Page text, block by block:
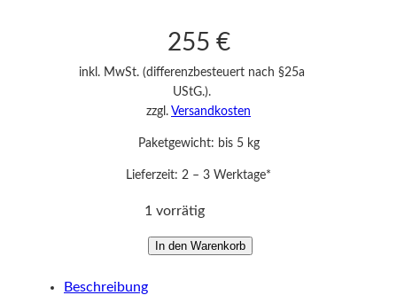
255 €
inkl. MwSt. (differenzbesteuert nach §25a
UStG.).
zzgl. Versandkosten
Paketgewicht: bis 5 kg
Lieferzeit: 2 – 3 Werktage*
1 vorrätig
g
In den Warenkorb
Beschreibung